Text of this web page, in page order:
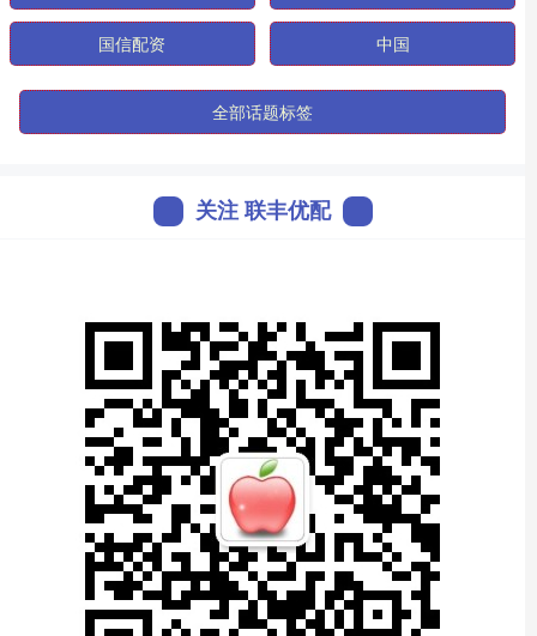
国信配资 中国
全部话题标签
关注 联丰优配